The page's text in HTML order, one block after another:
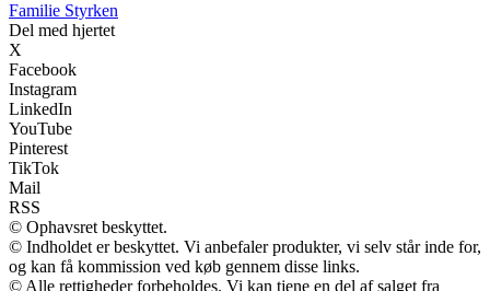
Familie Styrken
Del med hjertet
X
Facebook
Instagram
LinkedIn
YouTube
Pinterest
TikTok
Mail
RSS
© Ophavsret beskyttet.
© Indholdet er beskyttet. Vi anbefaler produkter, vi selv står inde for,
og kan få kommission ved køb gennem disse links.
© Alle rettigheder forbeholdes. Vi kan tjene en del af salget fra